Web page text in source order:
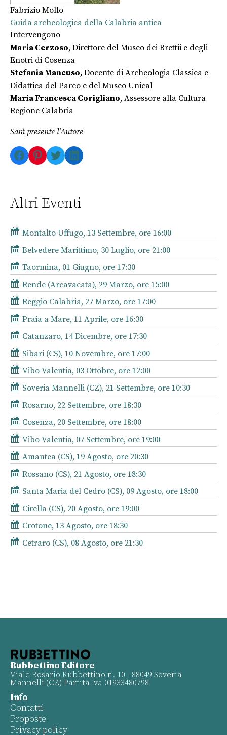
Fabrizio Mollo
Guida archeologica della Calabria antica
Intervengono
Maria Cerzoso, Direttore del Museo dei Brettii e degli
Enotri di Cosenza
Stefania Mancuso, Docente di Archeologia Classica e
Didattica del Parco e del Museo Unical
Maria Francesca Corigliano, Assessore alla Cultura
Regione Calabria
Sarà presente l’Autore
Facebook
Pinterest
TwitterLinkedIn
Altri Eventi
Montalto Uffugo, 13 Settembre, ore 16:00
Belvedere Marittimo, 30 Luglio, ore 21:00
Taormina, 01 Giugno, ore 17:30
Rende (Arcavacata), 29 Marzo, ore 15:00
Reggio Calabria, 27 Marzo, ore 17:00
Praia a Mare, 11 Aprile, ore 16:30
Catanzaro, 14 Dicembre, ore 17:30
Sibari (CS), 10 Novembre, ore 17:00
Vibo Valentia, 03 Ottobre, ore 12:00
Soveria Mannelli (CZ), 21 Settembre, ore 10:30
Rosarno, 22 Settembre, ore 18:30
Cosenza, 20 Settembre, ore 18:00
Vibo Valentia, 07 Settembre, ore 19:00
Amantea (CS), 19 Agosto, ore 20:30
Rossano (CS), 21 Agosto, ore 18:30
Santa Maria del Cedro (CS), 09 Agosto, ore 18:00
Cirella (CS), 20 Agosto, ore 19:00
Crotone, 13 Agosto, ore 18:30
Cetraro (CS), 08 Agosto, ore 21:30
Rubbettino Editore
Viale Rosario Rubbettino n. 10 - 88049 Soveria
Mannelli (CZ) Partita Iva 01933480798
Info
Contatti
Proposte
Privacy policy